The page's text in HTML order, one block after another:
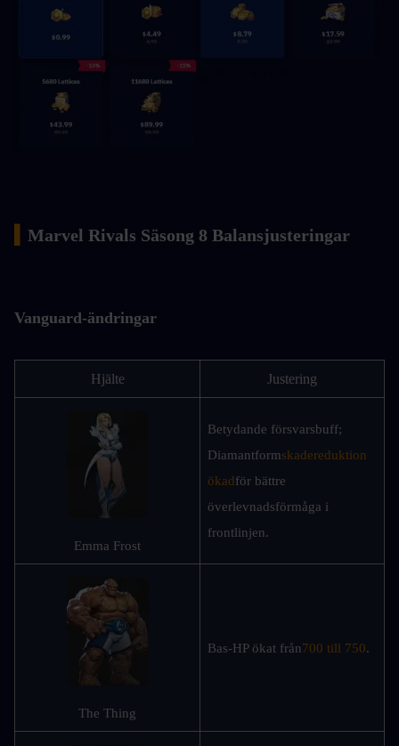
Marvel Rivals Säsong 8 Balansjusteringar
Vanguard-ändringar
Hjälte Justering
Emma Frost
Betydande försvarsbuff;
Diamantformskadereduktion
ökadför bättre
överlevnadsförmåga i
frontlinjen.
The Thing
Bas-HP ökat från700 till 750.